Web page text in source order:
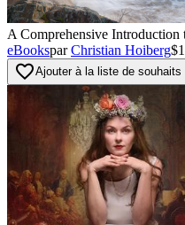
A Comprehensive Introduction
eBookspar Christian Hoiberg
favorite_borderAjouter à la liste de souhaits